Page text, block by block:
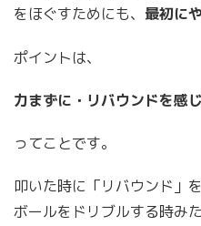
をほぐすためにも、 最初に
ポイントは、
力まずに・リバウンドを感
ってことです。
叩いた時に「リバウンド」
ボールをドリブルする時み